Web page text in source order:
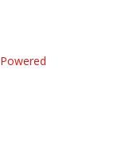
Powered